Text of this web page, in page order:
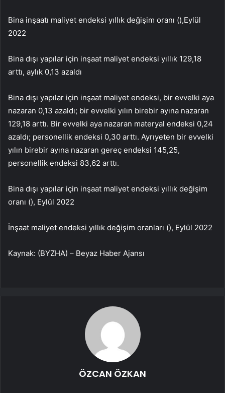
Bina inşaatı maliyet endeksi yıllık değişim oranı (),Eylül
2022
Bina dışı yapılar için inşaat maliyet endeksi yıllık 129,18
arttı, aylık 0,13 azaldı
Bina dışı yapılar için inşaat maliyet endeksi, bir evvelki aya
nazaran 0,13 azaldı; bir evvelki yılın birebir ayına nazaran
129,18 arttı. Bir evvelki aya nazaran materyal endeksi 0,24
azaldı; personellik endeksi 0,30 arttı. Ayrıyeten bir evvelki
yılın birebir ayına nazaran gereç endeksi 145,25,
personellik endeksi 83,62 arttı.
Bina dışı yapılar için inşaat maliyet endeksi yıllık değişim
oranı (), Eylül 2022
İnşaat maliyet endeksi yıllık değişim oranları (), Eylül 2022
Kaynak: (BYZHA) – Beyaz Haber Ajansı
ÖZCAN ÖZKAN